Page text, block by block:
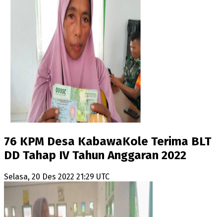
76 KPM Desa KabawaKole Terima BLT
DD Tahap IV Tahun Anggaran 2022
Selasa, 20 Des 2022 21:29 UTC